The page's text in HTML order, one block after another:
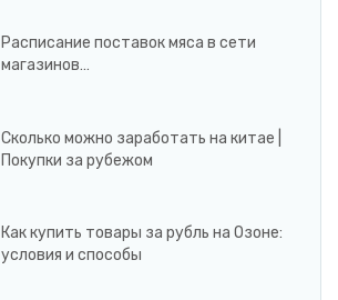
Расписание поставок мяса в сети
магазинов…
Сколько можно заработать на китае |
Покупки за рубежом
Как купить товары за рубль на Озоне:
условия и способы